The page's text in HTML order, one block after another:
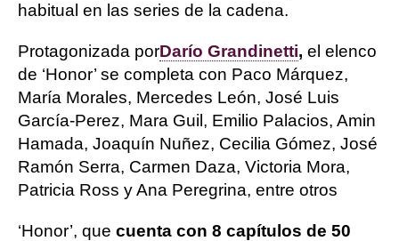
habitual en las series de la cadena.
Protagonizada porDarío Grandinetti, el elenco
de ‘Honor’ se completa con Paco Márquez,
María Morales, Mercedes León, José Luis
García-Perez, Mara Guil, Emilio Palacios, Amin
Hamada, Joaquín Nuñez, Cecilia Gómez, José
Ramón Serra, Carmen Daza, Victoria Mora,
Patricia Ross y Ana Peregrina, entre otros
‘Honor’, que cuenta con 8 capítulos de 50